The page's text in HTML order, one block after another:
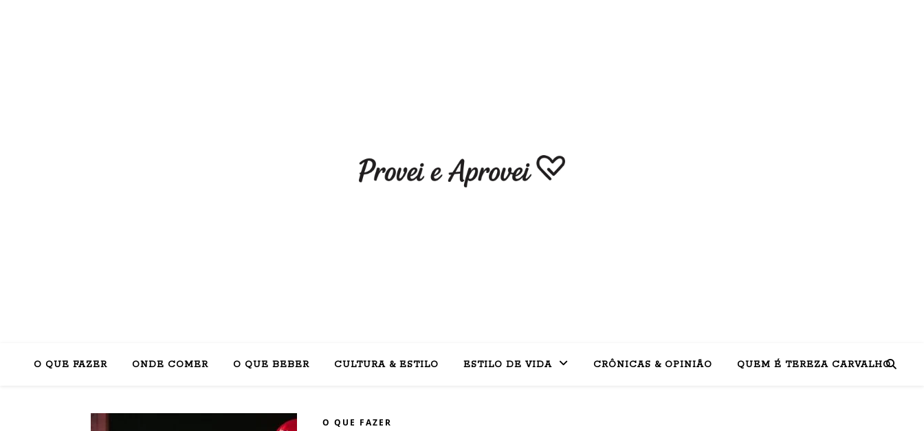
O QUE FAZER ONDE COMER O QUE BEBER CULTURA & ESTILO ESTILO DE VIDA CRÔNICAS & OPINIÃO QUEM É TEREZA CARVALHO
O QUE FAZER